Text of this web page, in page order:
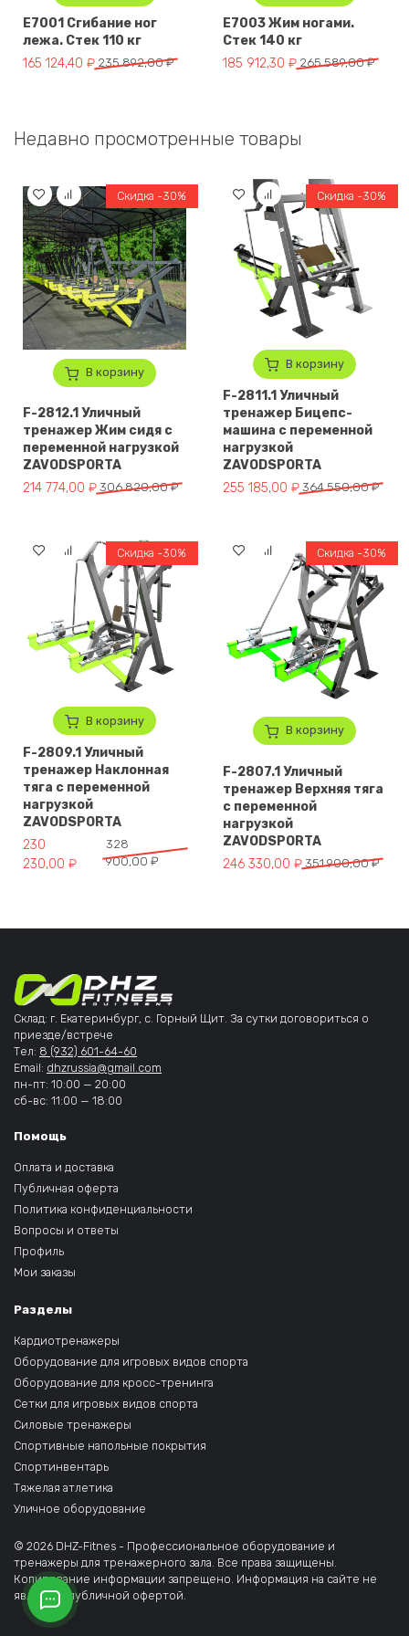
E7001 Сгибание ног
лежа. Стек 110 кг
235 892,00₽
Первоначальная цена составляла 235 892,00 ₽.
165 124,40 ₽
Текущая цена: 165 124,40 ₽.
E7003 Жим ногами.
Стек 140 кг
265 589,00₽
Первоначальная цена
185 912,30 ₽
Текущая цена: 185 912,30 ₽.
Недавно просмотренные товары
В корзину
Скидка -30%
F-2812.1 Уличный
тренажер Жим сидя с
переменной нагрузкой
ZAVODSPORTA
306 820,00₽
Первоначальная цена составляла 306 820,00 ₽.
214 774,00 ₽
Текущая цена: 214 774,00 ₽.
В корзину
Скидка -30%
F-2811.1 Уличный
тренажер Бицепс-
машина с переменной
нагрузкой
ZAVODSPORTA
364 550,00₽
Первоначальная цена
255 185,00 ₽
Текущая цена: 255 185,00 ₽.
В корзину
Скидка -30%
F-2809.1 Уличный
тренажер Наклонная
тяга с переменной
нагрузкой
ZAVODSPORTA
328
900,00 ₽
Первоначальная цена составляла 328 900,00 ₽.
230
230,00 ₽
Текущая цена: 230 230,00 ₽.
В корзину
Скидка -30%
F-2807.1 Уличный
тренажер Верхняя тяга
с переменной
нагрузкой
ZAVODSPORTA
351 900,00₽
Первоначальная цена
246 330,00 ₽
Текущая цена: 246 330,00 ₽.
Склад: г. Екатеринбург, с. Горный Щит. За сутки договориться о
приезде/встрече
Тел: 8 (932) 601-64-60
Email: dhzrussia@gmail.com
пн-пт: 10:00 — 20:00
сб-вс: 11:00 — 18:00
Помощь
Оплата и доставка
Публичная оферта
Политика конфиденциальности
Вопросы и ответы
Профиль
Мои заказы
Разделы
Кардиотренажеры
Оборудование для игровых видов спорта
Оборудование для кросс-тренинга
Сетки для игровых видов спорта
Силовые тренажеры
Спортивные напольные покрытия
Спортинвентарь
Тяжелая атлетика
Уличное оборудование
© 2026 DHZ-Fitnes - Профессиональное оборудование и
тренажеры для тренажерного зала. Все права защищены.
Копирование информации запрещено. Информация на сайте не
является публичной офертой.